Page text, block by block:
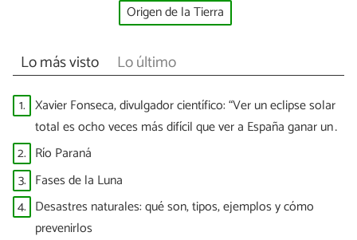
Origen de la Tierra
Lo más visto Lo último
1. Xavier Fonseca, divulgador científico: “Ver un eclipse solar
total es ocho veces más difícil que ver a España ganar un
Mundial”
2. Río Paraná
3. Fases de la Luna
4. Desastres naturales: qué son, tipos, ejemplos y cómo
prevenirlos